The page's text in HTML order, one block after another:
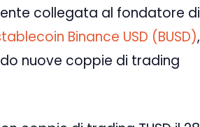
collegata al fondatore di
Binance USD (BUSD),
nuove coppie di trading